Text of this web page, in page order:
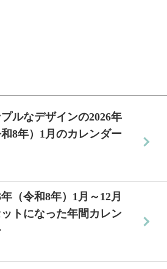
ルなデザインの2026年
和8年）1月のカレンダー
（令和8年）1月～12月
トになった年間カレン